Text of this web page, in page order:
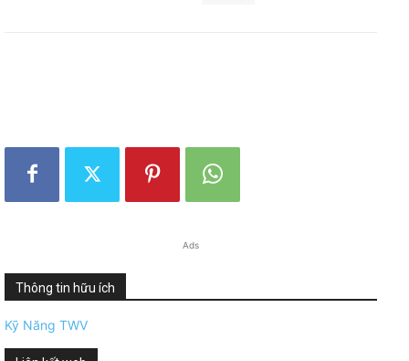
Ads
Thông tin hữu ích
Kỹ Năng TWV